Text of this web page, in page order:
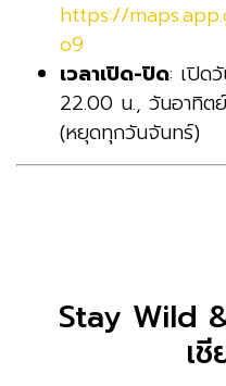
https://
o9
เวลาเปิด-ปิด: เปิด
22.00 น., วันอาทิต
(หยุดทุกวันจันทร์)
Stay Wild
เ